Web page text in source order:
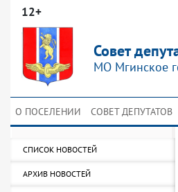
12+
Совет
МО Мгинское
О ПОСЕЛЕНИИ СОВЕТ ДЕПУТАТОВ
СПИСОК НОВОСТЕЙ
АРХИВ НОВОСТЕЙ